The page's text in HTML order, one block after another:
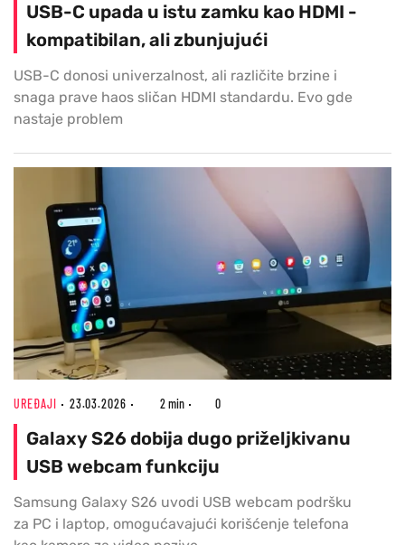
USB-C upada u istu zamku kao HDMI -
kompatibilan, ali zbunjujući
USB-C donosi univerzalnost, ali različite brzine i
snaga prave haos sličan HDMI standardu. Evo gde
nastaje problem
UREĐAJI 23.03.2026 2 min 0
Galaxy S26 dobija dugo priželjkivanu
USB webcam funkciju
Samsung Galaxy S26 uvodi USB webcam podršku
za PC i laptop, omogućavajući korišćenje telefona